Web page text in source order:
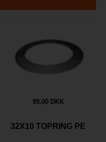
99,00 DKK
32X10 TOPRING PE